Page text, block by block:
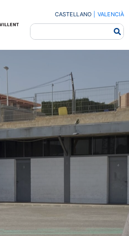
CASTELLANO VALENCIÀ